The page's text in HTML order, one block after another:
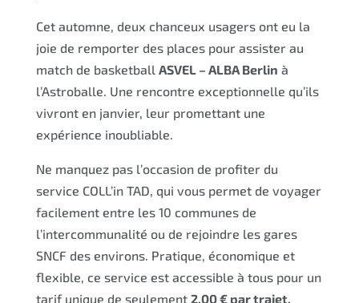
Cet automne, deux chanceux usagers ont eu la
joie de remporter des places pour assister au
match de basketball ASVEL – ALBA Berlin à
l’Astroballe. Une rencontre exceptionnelle qu’ils
vivront en janvier, leur promettant une
expérience inoubliable.
Ne manquez pas l’occasion de profiter du
service COLL’in TAD, qui vous permet de voyager
facilement entre les 10 communes de
l’intercommunalité ou de rejoindre les gares
SNCF des environs. Pratique, économique et
flexible, ce service est accessible à tous pour un
tarif unique de seulement 2,00 € par trajet.